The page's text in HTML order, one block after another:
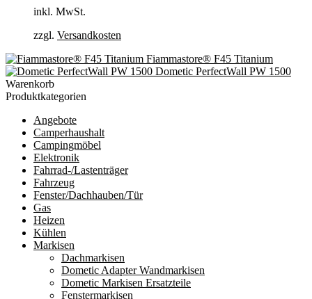
inkl. MwSt.
zzgl. Versandkosten
Fiammastore® F45 Titanium
Dometic PerfectWall PW 1500
Warenkorb
Produktkategorien
Angebote
Camperhaushalt
Campingmöbel
Elektronik
Fahrrad-/Lastenträger
Fahrzeug
Fenster/Dachhauben/Tür
Gas
Heizen
Kühlen
Markisen
Dachmarkisen
Dometic Adapter Wandmarkisen
Dometic Markisen Ersatzteile
Fenstermarkisen